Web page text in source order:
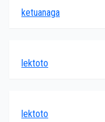
ketuanaga
lektoto
lektoto